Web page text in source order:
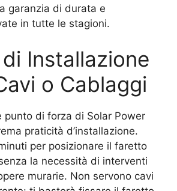
garanzia di durata e
in tutte le stagioni.
Installazione
o Cablaggi
punto di forza di Solar Power
praticità d’installazione.
per posizionare il faretto
la necessità di interventi
murarie. Non servono cavi